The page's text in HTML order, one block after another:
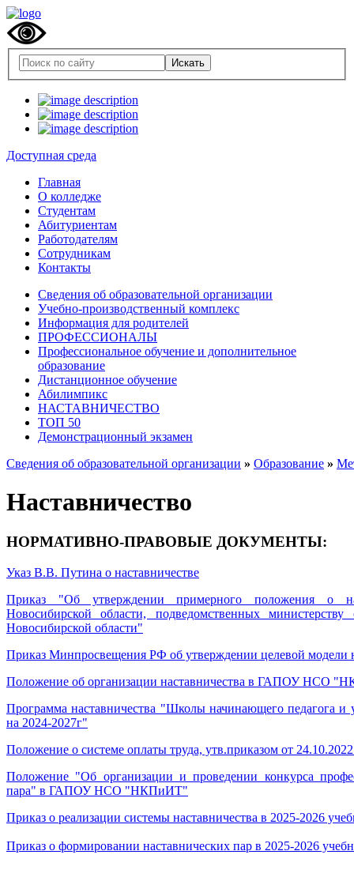
Доступная среда
Главная
О колледже
Студентам
Абитуриентам
Работодателям
Сотрудникам
Контакты
Сведения об образовательной организации
Учебно-производственный комплекс
Информация для родителей
ПРОФЕССИОНАЛЫ
Профессиональное обучение и дополнительное
образование
Дистанционное обучение
Абилимпикс
НАСТАВНИЧЕСТВО
ТОП 50
Демонстрационный экзамен
Сведения об образовательной организации » Образование »
Наставничество
НОРМАТИВНО-ПРАВОВЫЕ ДОКУМЕНТЫ:
Указ В.В. Путина о наставничестве
Приказ "Об утверждении примерного положения о
Новосибирской области, подведомственных
Новосибирской области"
Приказ Минпросвещения РФ об утверждении целевой модели
Положение об организации наставничества в ГАПОУ НСО
Программа наставничества "Школы начинающего
на 2024-2027г"
Положение о системе оплаты труда, утв.приказом от
Положение "Об организации и проведении конкурса
пара" в ГАПОУ НСО "НКПиИТ"
Приказ о реализации системы наставничества в 2025-2026
Приказ о формировании наставнических пар в 2025-2026